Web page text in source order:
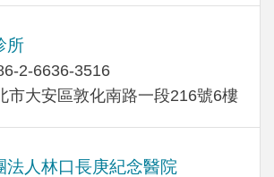
所
2-6636-3516
市大安區敦化南路一段216號6樓
法人林口長庚紀念醫院